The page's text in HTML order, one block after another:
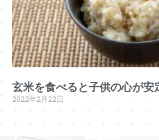
玄米を食べると子供の心が安
2022年2月22日